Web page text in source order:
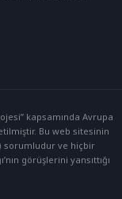
kapsamında Avrupa
Bu web sitesinin
sorumludur ve hiçbir
görüşlerini yansıttığı